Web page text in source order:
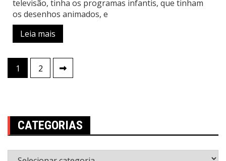
televisão, tinha os programas infantis, que tinham
os desenhos animados, e
Leia mais
Paginação
de
1 2
CATEGORIAS
Categorias